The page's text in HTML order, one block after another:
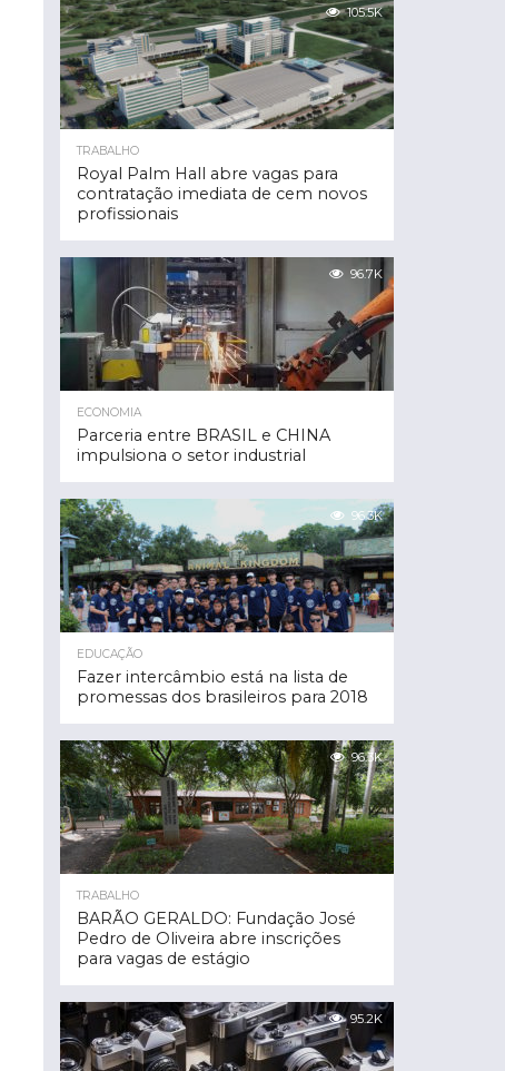
105.5K
TRABALHO
Royal Palm Hall abre vagas para
contratação imediata de cem novos
profissionais
96.7K
ECONOMIA
Parceria entre BRASIL e CHINA
impulsiona o setor industrial
96.3K
EDUCAÇÃO
Fazer intercâmbio está na lista de
promessas dos brasileiros para 2018
96.3K
TRABALHO
BARÃO GERALDO: Fundação José
Pedro de Oliveira abre inscrições
para vagas de estágio
95.2K